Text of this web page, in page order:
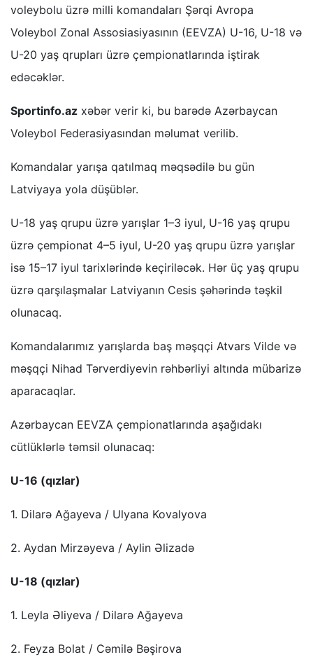
voleybolu üzrə milli komandaları Şərqi Avropa
Voleybol Zonal Assosiasiyasının (EEVZA) U-16, U-18 və
U-20 yaş qrupları üzrə çempionatlarında iştirak
edəcəklər.
Sportinfo.az xəbər verir ki, bu barədə Azərbaycan
Voleybol Federasiyasından məlumat verilib.
Komandalar yarışa qatılmaq məqsədilə bu gün
Latviyaya yola düşüblər.
U-18 yaş qrupu üzrə yarışlar 1–3 iyul, U-16 yaş qrupu
üzrə çempionat 4–5 iyul, U-20 yaş qrupu üzrə yarışlar
isə 15–17 iyul tarixlərində keçiriləcək. Hər üç yaş qrupu
üzrə qarşılaşmalar Latviyanın Cesis şəhərində təşkil
olunacaq.
Komandalarımız yarışlarda baş məşqçi Atvars Vilde və
məşqçi Nihad Tərverdiyevin rəhbərliyi altında mübarizə
aparacaqlar.
Azərbaycan EEVZA çempionatlarında aşağıdakı
cütlüklərlə təmsil olunacaq:
U-16 (qızlar)
1. Dilarə Ağayeva / Ulyana Kovalyova
2. Aydan Mirzəyeva / Aylin Əlizadə
U-18 (qızlar)
1. Leyla Əliyeva / Dilarə Ağayeva
2. Feyza Bolat / Cəmilə Bəşirova